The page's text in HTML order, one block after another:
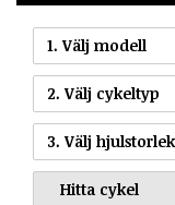
1. Välj modell
2. Välj cykeltyp
3. Välj hjulstorlek